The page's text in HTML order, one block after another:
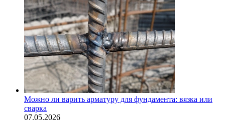
Можно ли варить арматуру для фундамента: вязка или
сварка
07.05.2026